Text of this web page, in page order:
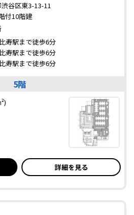
谷区東3-13-11
付10階建
寿駅まで徒歩6分
寿駅まで徒歩6分
寿駅まで徒歩6分
5階
詳細を見る